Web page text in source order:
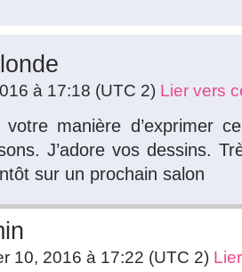
à 17:18 (UTC 2) Lier vers
votre manière d’exprimer
J’adore vos dessins.
sur un prochain salon
10, 2016 à 17:22 (UTC 2)